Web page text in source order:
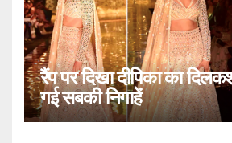
रैंप पर दिखा दीपिका का
गई सबकी निगाहें